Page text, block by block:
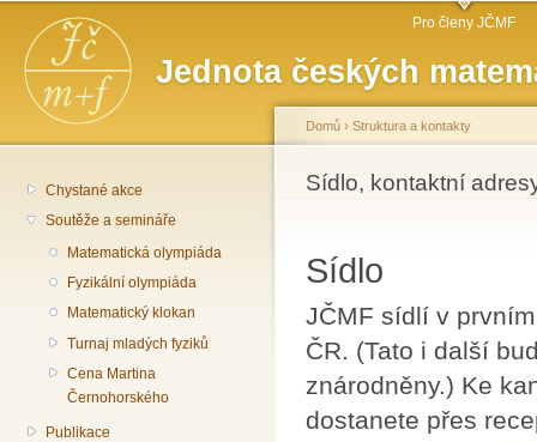
Jednota českých
Hlavní menu Pro členy JČMF
Chystané akce
Soutěže a semináře
Matematická olympiáda
Fyzikální olympiáda
Matematický klokan
Turnaj mladých fyziků
Cena Martina
Černohorského
Publikace
Jste zde
Domů › Struktura a kontakty
Sídlo, kontaktní
Sídlo
JČMF sídlí v
ČR. (Tato i další
znárodněny.) Ke
dostanete přes